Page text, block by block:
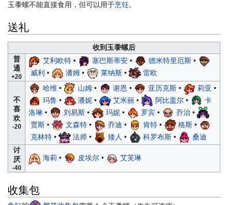
玉黍螺不能直接食用，但可以用于烹饪。
送礼
收到玉黍螺后
普
通
+20
艾利欧特• 塞巴斯蒂安• 德米特里厄斯•
威利 • 潘姆• 莱纳斯• 雷欧
不
喜
欢
-20
哈维• 山姆• 谢恩 • 亚历克斯• 莉亚 •
玛鲁• 潘妮• 艾米丽• 阿比盖尔•
卡
洛琳• 刘易斯• 玛妮• 罗宾• 乔治•
贾斯• 文森特• 乔迪 • 肯特• 格斯•
克林特• 法师• 矮人 • 科罗布斯•
桑迪
讨
厌
-40
海莉 • 皮埃尔• 艾芙琳
收集包